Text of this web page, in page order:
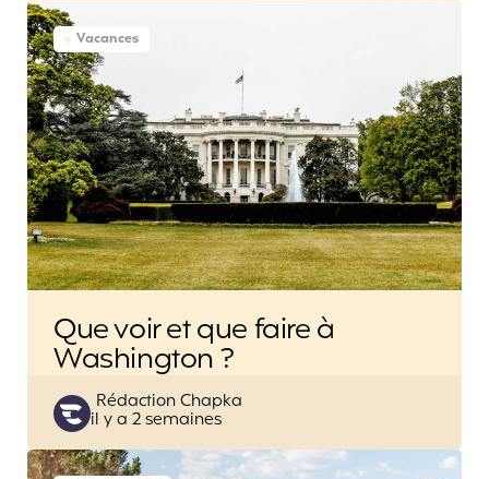
Vacances
Que voir et que faire à
Washington ?
Posted
by
Rédaction Chapka
il y a 2 semaines